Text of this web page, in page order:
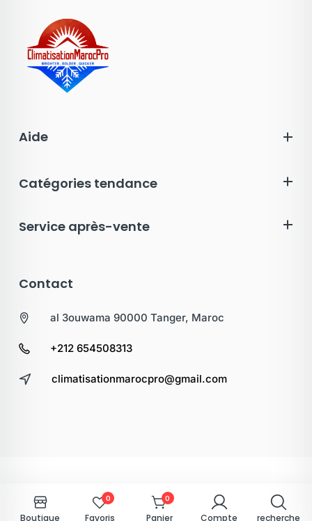
Aide
Catégories tendance
Service après-vente
Contact
al 3ouwama 90000 Tanger, Maroc
+212 654508313
climatisationmarocpro@gmail.com
Boutique
0
Favoris
0
Panier Compte recherche